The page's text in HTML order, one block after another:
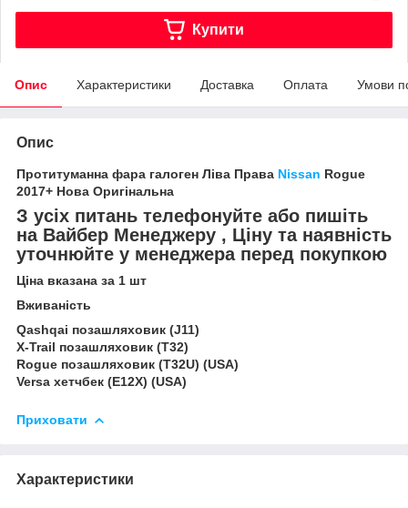
Купити
Опис Характеристики Доставка Оплата Умови
Опис
Протитуманна фара галоген Ліва Права Nissan Rogue
2017+ Нова Оригінальна
З усіх питань телефонуйте або пишіть
на Вайбер Менеджеру , Ціну та наявність
уточнюйте у менеджера перед покупкою
Ціна вказана за 1 шт
Вживаність
Qashqai позашляховик (J11)
X-Trail позашляховик (T32)
Rogue позашляховик (T32U) (USA)
Versa хетчбек (E12X) (USA)
Приховати
Характеристики